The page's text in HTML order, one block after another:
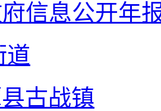
信息公开年
道
古战镇